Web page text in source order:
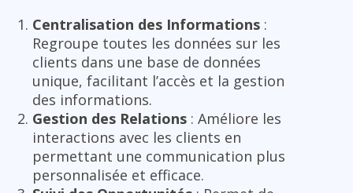
Centralisation des Informations :
Regroupe toutes les données sur les
clients dans une base de données
unique, facilitant l’accès et la gestion
des informations.
Gestion des Relations : Améliore les
interactions avec les clients en
permettant une communication plus
personnalisée et efficace.